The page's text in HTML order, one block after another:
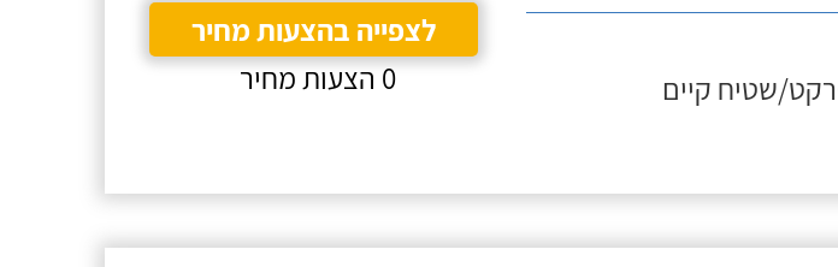
שטיח קיים
לצפייה בהצעות מחיר
0 הצעות מחיר